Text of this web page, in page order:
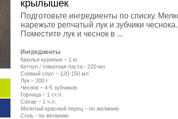
крылышек
Подготовьте ингредиенты по списку.
нарежьте репчатый лук и зубчики чеснока.
Поместите лук и чеснок в ...
Ингредиенты
Крылья куриные – 1 кг
Кетчуп / томатная паста - 220 мл
Соевый соус – 120-150 мл
Лук – 200 г
Чеснок – 4-5 зубчиков
Горчица – 1 ст.л.
Сахар – 1 ч.л.
Молотый красный перец – по желанию
Соль - по желанию